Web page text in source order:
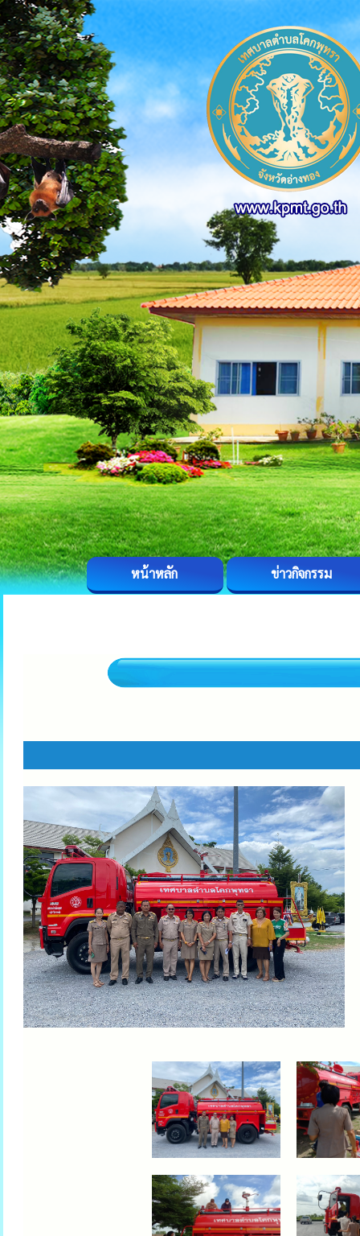
หน้าหลัก ข่าวกิจกรรม